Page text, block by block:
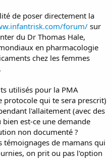
de poser directement la
forum/ sur
du Dr Thomas Hale,
en pharmacologie
chez les femmes
utilisés pour la PMA
protocole qui te sera prescrit)
l'allaitement (avec des
est-ce une demande
non documenté ?
de mamans qui
on prit ou pas l'option